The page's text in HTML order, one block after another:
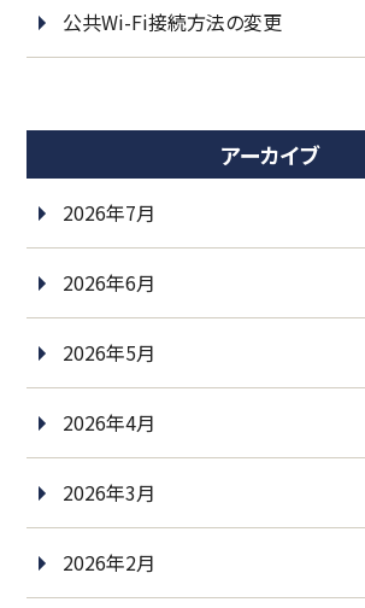
公共Wi-Fi接続方法の変更
アーカイブ
2026年7月
2026年6月
2026年5月
2026年4月
2026年3月
2026年2月